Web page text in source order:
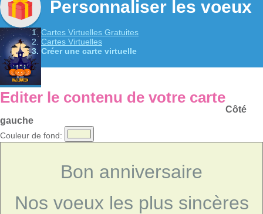
Personnaliser les voeux
Cartes Virtuelles Gratuites
Cartes Virtuelles
Créer une carte virtuelle
Editer le contenu de votre carte
Côté
gauche
Couleur de fond:
Bon anniversaire
Nos voeux les plus sincères